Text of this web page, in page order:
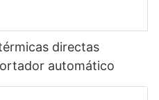
directas
automático